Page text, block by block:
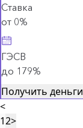
Ставка
от 0%
ГЭСВ
до 179%
Получить деньги
<
12>